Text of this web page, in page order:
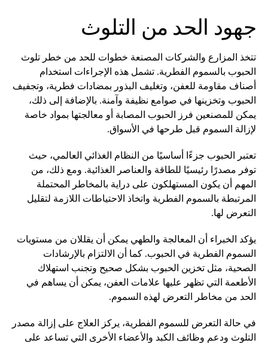
جهود الحد من التلوث
تتخذ المزارع والشركات المصنعة خطوات للحد من خطر تلوث
الحبوب بالسموم الفطرية. تشمل هذه الإجراءات استخدام
أصناف مقاومة للعفن، وتغليف البذور بمضادات فطرية، وتجفيف
الحبوب وتخزينها في صوامع نظيفة وآمنة. بالإضافة إلى ذلك،
يمكن للمصنعين فرز الحبوب المصابة أو معالجتها بمواد خاصة
لإزالة السموم قبل طرحها في الأسواق.
تعتبر الحبوب جزءًا أساسيًا من النظام الغذائي العالمي، حيث
توفر مصدرًا رئيسيًا للطاقة والعناصر الغذائية. ومع ذلك، من
المهم أن يكون المستهلكون على دراية بالمخاطر المحتملة
المرتبطة بالسموم الفطرية واتخاذ الاحتياطات اللازمة لتقليل
التعرض لها.
يؤكد الخبراء أن المعالجة والطهي يمكن أن يقللان من مستويات
السموم الفطرية في الحبوب. كما أن الالتزام بالإرشادات
الصحية، مثل تخزين الحبوب بشكل صحيح وتجنب استهلاك
الأطعمة التي تظهر عليها علامات العفن، يمكن أن يساهم في
الحد من مخاطر التعرض لهذه السموم.
في حالة التعرض للسموم الفطرية، يركز العلاج على إزالة مصدر
التلوث ودعم وظائف الكبد والأعضاء الأخرى التي تساعد على